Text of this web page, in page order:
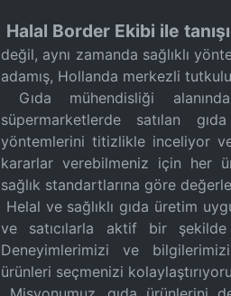
Halal Border Ekibi ile
değil, aynı zamanda sağlıklı
adamış, Hollanda merkezli
Gıda mühendisliği
süpermarketlerde satılan
yöntemlerini titizlikle inceliyor
kararlar verebilmeniz için her
sağlık standartlarına göre
Helal ve sağlıklı gıda üretim
ve satıcılarla aktif bir
Deneyimlerimizi ve
ürünleri seçmenizi